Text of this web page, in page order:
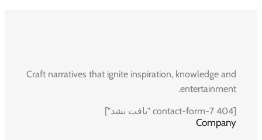
Craft narratives that ignite inspiration, knowledge and
entertainment.
[contact-form-7 404 "یافت نشد"]
Company